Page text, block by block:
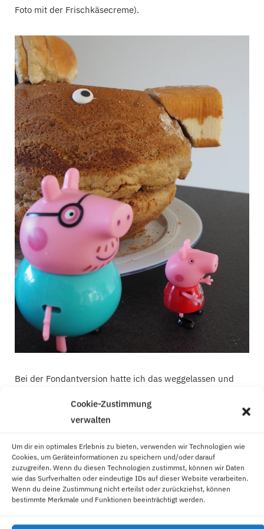
Cookie-Zustimmung
verwalten
Um dir ein optimales Erlebnis zu bieten, verwenden wir Technologien wie
Cookies, um Geräteinformationen zu speichern und/oder darauf
zuzugreifen. Wenn du diesen Technologien zustimmst, können wir Daten
wie das Surfverhalten oder eindeutige IDs auf dieser Website verarbeiten.
Wenn du deine Zustimmung nicht erteilst oder zurückziehst, können
bestimmte Merkmale und Funktionen beeinträchtigt werden.
Foto mit der Frischkäsecreme).
Bei der Fondantversion hatte ich das weggelassen und